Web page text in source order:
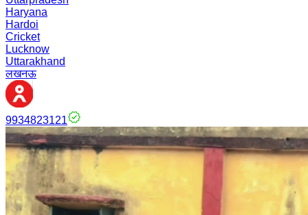
Haryana
Hardoi
Cricket
Lucknow
Uttarakhand
लखनऊ
9934823121